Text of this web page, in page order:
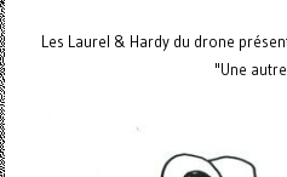
Les Laurel & Hardy du drone
"Une